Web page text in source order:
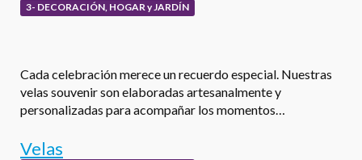
3- DECORACIÓN, HOGAR y JARDÍN
Cada celebración merece un recuerdo especial. Nuestras
velas souvenir son elaboradas artesanalmente y
personalizadas para acompañar los momentos…
Velas